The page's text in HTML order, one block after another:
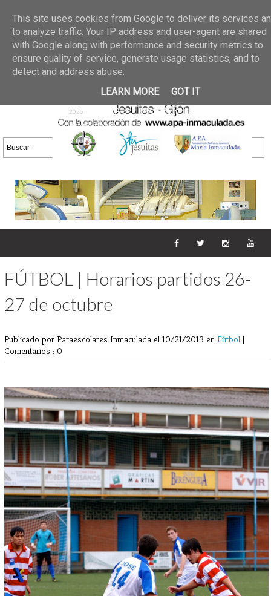
02 jun 2026
GALERIA DE FOTOS
30/05/2026
25 may 2026
GALERIA
DE FOTOS 23/05/2026
20 may
2026
GALERIA DE FOTOS
16/05/2026
DE FOTOS 09/05/2026
28 abr
2026
GALERIA DE FOTOS 25 Y
26/04/2026
FÚTBOL | Horarios partidos 26-
27 de octubre
Publicado por Paraescolares Inmaculada el 10/21/2013 en Fútbol |
Comentarios : 0
This site uses cookies from Google to deliver its services
to analyze traffic. Your IP address and user-agent are shared
with Google along with performance and security metrics to
ensure quality of service, generate usage statistics, and to
detect and address abuse.
LEARN MORE
GOT IT